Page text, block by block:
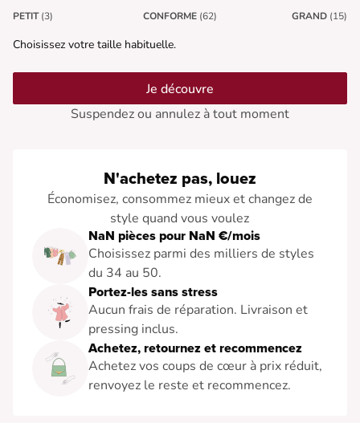
PETIT (3) CONFORME (62) GRAND (15)
Choisissez votre taille habituelle.
Je découvre
Suspendez ou annulez à tout moment
N'achetez pas, louez
Économisez, consommez mieux et changez de
style quand vous voulez
NaN pièces pour NaN €/mois
Choisissez parmi des milliers de styles
du 34 au 50.
Portez-les sans stress
Aucun frais de réparation. Livraison et
pressing inclus.
Achetez, retournez et recommencez
Achetez vos coups de cœur à prix réduit,
renvoyez le reste et recommencez.